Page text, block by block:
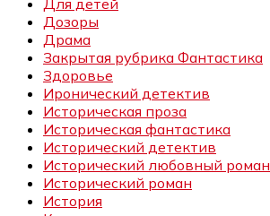
Для детей
Дозоры
Драма
Закрытая рубрика Фантастика
Здоровье
Иронический детектив
Историческая проза
Историческая фантастика
Исторический детектив
Исторический любовный роман
Исторический роман
История